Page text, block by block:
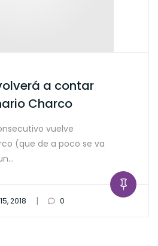
a contar
Charco
vuelve
(que de a poco se va
2018 | 0